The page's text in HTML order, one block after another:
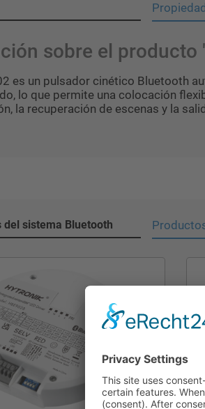
sobre el producto
es un pulsador cinético Bluetooth
lo que permite una colocación
la recuperación de escenas y la
del sistema Bluetooth